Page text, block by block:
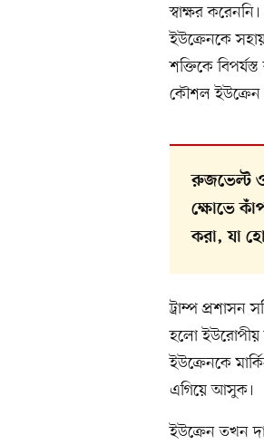
স্বাক্ষর
ইউক্রেনকে
শক্তিকে
কৌশল ইউক্রেন
রুজভেল্ট ও
ক্ষোভে
করা, যা
ট্রাম্প প্রশাসন
হলো ইউরোপীয়
ইউক্রেনকে
এগিয়ে আসুক।
ইউক্রেন তখন